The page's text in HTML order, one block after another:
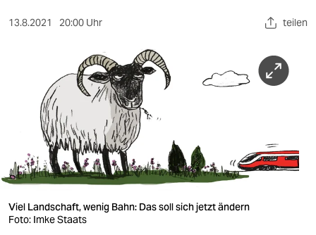
kultur
wahrheit
verlag
verlag
13.8.2021 20:00 Uhr teilen
Viel Landschaft, wenig Bahn: Das soll sich jetzt ändern
Foto: Imke Staats